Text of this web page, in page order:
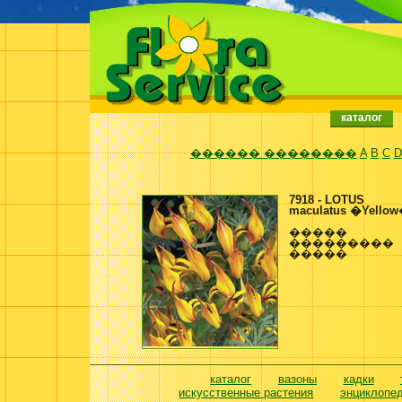
каталог
������ �������� A B C D
7918 - LOTUS
maculatus
�����
���������
�����
каталог вазоны кадки
искусственные растения